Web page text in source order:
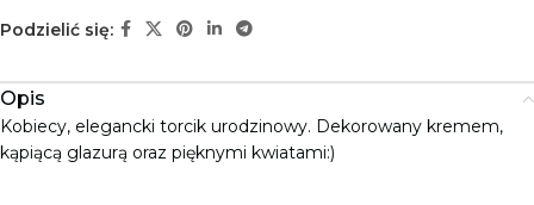
Podzielić się:
Opis
Kobiecy, elegancki torcik urodzinowy. Dekorowany kremem,
kąpiącą glazurą oraz pięknymi kwiatami:)